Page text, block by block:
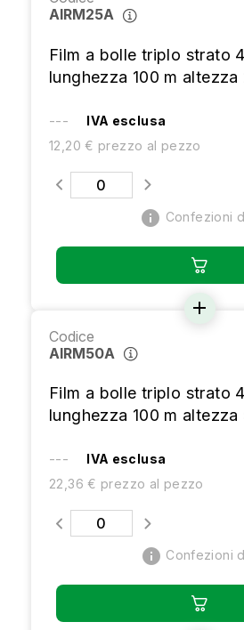
AIRM25A
Film a bolle triplo strato
lunghezza 100 m altezza
---
IVA esclusa
12,20 € prezzo al pezzo
info Confezioni
add
Codice
AIRM50A
Film a bolle triplo strato
lunghezza 100 m altezza
---
IVA esclusa
22,36 € prezzo al pezzo
info Confezioni